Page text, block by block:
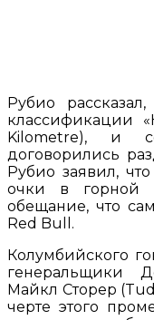
Рубио
классификации
Kilometre), и
договорились
Рубио заявил,
очки в горной
обещание, что
Red Bull.
Колумбийского
генеральщики
Майкл Сторер
черте этого